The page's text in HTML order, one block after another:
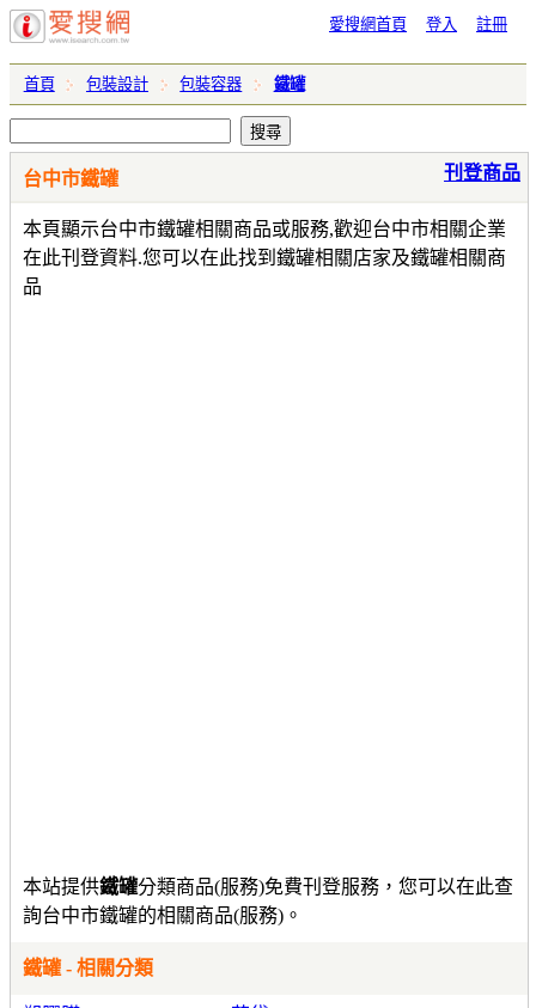
愛搜網首頁 登入 註冊
首頁 包裝設計 包裝容器 鐵罐
台中市鐵罐
本頁顯示台中市鐵罐相關商品或服務,歡迎台中市相關企業
在此刊登資料.您可以在此找到鐵罐相關店家及鐵罐相關商
品
刊登商品
本站提供鐵罐分類商品(服務)免費刊登服務，您可以在此查
詢台中市鐵罐的相關商品(服務)。
鐵罐 - 相關分類